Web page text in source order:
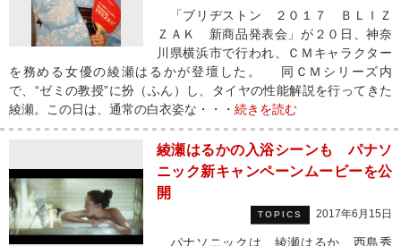
「ブリヂストン ２０１７ ＢＬＩＺ
ＺＡＫ 新商品発表会」が２０日、神奈
川県横浜市で行われ、ＣＭキャラクター
を務める女優の綾瀬はるかが登壇した。 同ＣＭシリーズ内
で、“ゼミの教授”に扮（ふん）し、タイヤの性能解説を行ってきた
綾瀬。この日は、通常の白衣姿な・・・ 続きを読む
綾瀬はるかの入浴シーンも パナソ
ニック新キャンペーンムービーを公
開
TOPICS 2017年6月15日
パナソニックは、綾瀬はるか、西島秀